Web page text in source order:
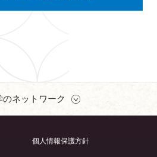
のネットワーク
個人情報保護方針